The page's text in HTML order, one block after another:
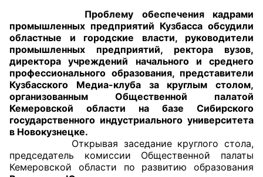
+7 (3842) 58-82-40
OPKO42@BK.RU
ОБРАТНАЯ СВЯЗЬ
Главная
Проблему обеспечения кадрами
промышленных предприятий Кузбасса обсудили
областные и городские власти, руководители
промышленных предприятий, ректора вузов,
директора учреждений начального и среднего
профессионального образования, представители
Кузбасского Медиа-клуба за круглым столом,
организованным Общественной палатой
Кемеровской области на базе Сибирского
государственного индустриального университета
в Новокузнецке.
Открывая заседание круглого стола,
председатель комиссии Общественной палаты
Кемеровской области по развитию образования